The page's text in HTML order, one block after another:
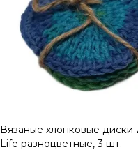
Вязаные хлопковые диски
Life разноцветные, 3 шт.